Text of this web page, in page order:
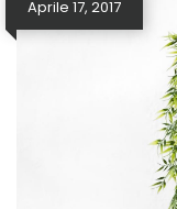
Aprile 17, 2017